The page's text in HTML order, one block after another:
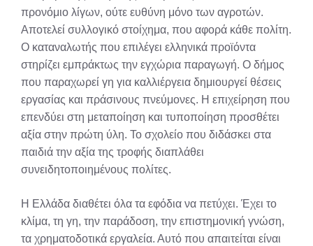
προνόμιο λίγων, ούτε ευθύνη μόνο των αγροτών.
Αποτελεί συλλογικό στοίχημα, που αφορά κάθε πολίτη.
Ο καταναλωτής που επιλέγει ελληνικά προϊόντα
στηρίζει εμπράκτως την εγχώρια παραγωγή. Ο δήμος
που παραχωρεί γη για καλλιέργεια δημιουργεί θέσεις
εργασίας και πράσινους πνεύμονες. Η επιχείρηση που
επενδύει στη μεταποίηση και τυποποίηση προσθέτει
αξία στην πρώτη ύλη. Το σχολείο που διδάσκει στα
παιδιά την αξία της τροφής διαπλάθει
συνειδητοποιημένους πολίτες.
Η Ελλάδα διαθέτει όλα τα εφόδια να πετύχει. Έχει το
κλίμα, τη γη, την παράδοση, την επιστημονική γνώση,
τα χρηματοδοτικά εργαλεία. Αυτό που απαιτείται είναι